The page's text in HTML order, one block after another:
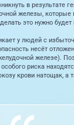
в результате
железы, которые
это нужно
у людей с
несёт
железе).
риска
крови натощак, а